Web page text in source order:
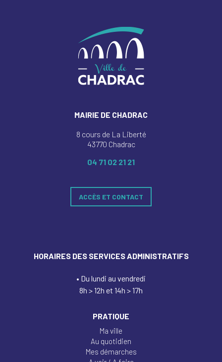
MAIRIE DE CHADRAC
8 cours de La Liberté
43770 Chadrac
04 71 02 21 21
ACCÈS ET CONTACT
HORAIRES DES SERVICES ADMINISTRATIFS
• Du lundi au vendredi
8h > 12h et 14h > 17h
PRATIQUE
Ma ville
Au quotidien
Mes démarches